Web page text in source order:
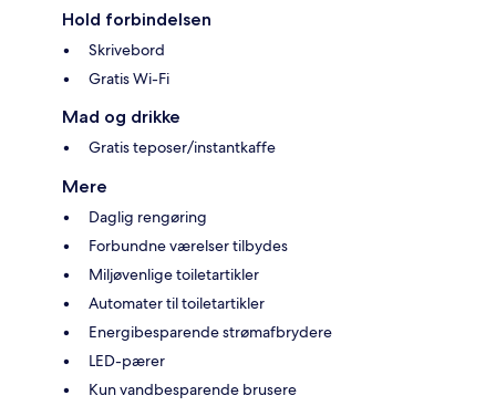
Hold forbindelsen
Skrivebord
Gratis Wi-Fi
Mad og drikke
Gratis teposer/instantkaffe
Mere
Daglig rengøring
Forbundne værelser tilbydes
Miljøvenlige toiletartikler
Automater til toiletartikler
Energibesparende strømafbrydere
LED-pærer
Kun vandbesparende brusere